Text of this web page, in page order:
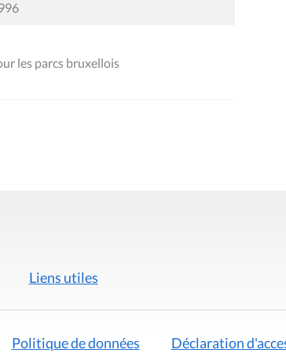
les parcs bruxellois
Liens utiles
Politique de données Déclaration